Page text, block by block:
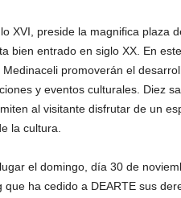
XVI, preside la magnifica plaza
bien entrado en siglo XX. En
promoverán el
y eventos culturales. Diez
al visitante disfrutar de un
la cultura.
el domingo, día 30 de
ha cedido a DEARTE sus